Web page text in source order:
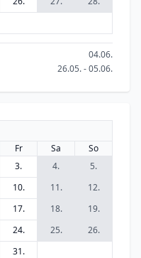
04.06.
26.05. - 05.06.
Fr Sa
So
3. 4.
5.
10. 11.
12.
17. 18.
19.
24. 25.
26.
31.